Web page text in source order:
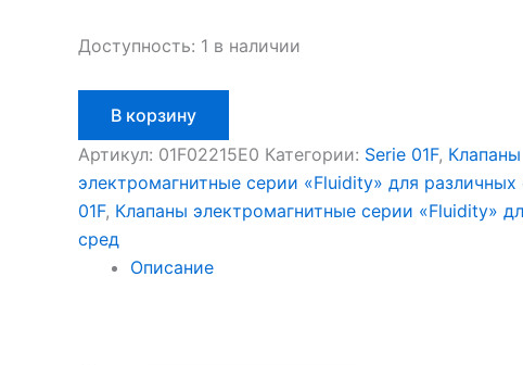
Доступность: 1 в наличии
товара
Aignep
01F02215E0
В корзину
Артикул: 01F02215E0 Категории: Serie 01F, Клапаны
электромагнитные серии «Fluidity» для различных
01F, Клапаны электромагнитные серии «Fluidity»
сред
Описание